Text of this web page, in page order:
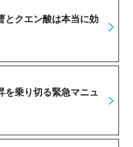
とクエン酸は本当に効
を乗り切る緊急マニュ